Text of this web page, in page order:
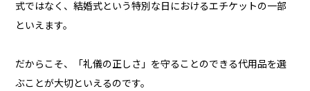
式ではなく、結婚式という特別な日におけるエチケットの一部
といえます。
だからこそ、「礼儀の正しさ」を守ることのできる代用品を選
ぶことが大切といえるのです。